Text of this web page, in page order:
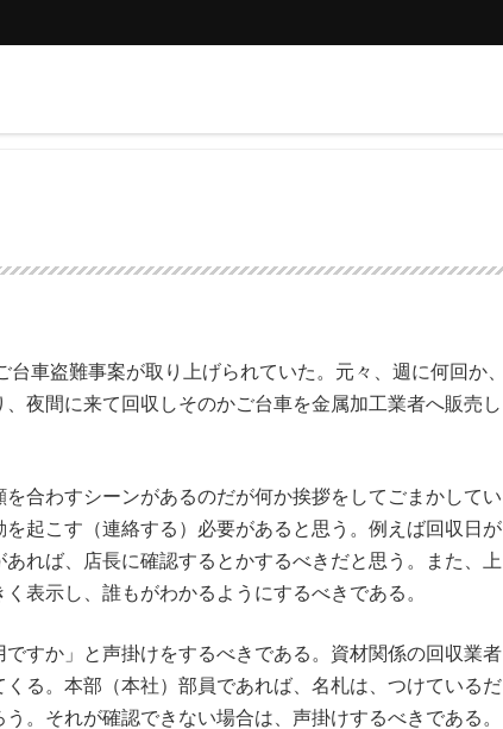
車盗難事案が取り上げられていた。元々、週に何回か、
夜間に来て回収しそのかご台車を金属加工業者へ販売し
合わすシーンがあるのだが何か挨拶をしてごまかしてい
起こす（連絡する）必要があると思う。例えば回収日が
れば、店長に確認するとかするべきだと思う。また、上
表示し、誰もがわかるようにするべきである。
すか」と声掛けをするべきである。資材関係の回収業者
る。本部（本社）部員であれば、名札は、つけているだ
。それが確認できない場合は、声掛けするべきである。